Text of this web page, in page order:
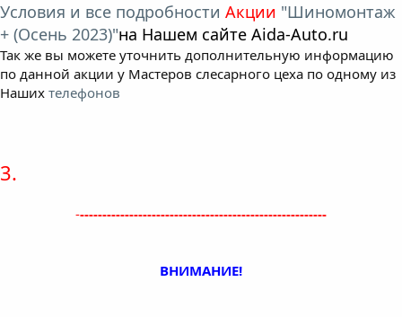
Условия и все подробности Акции "Шиномонтаж
+ (Осень 2023)"на Нашем сайте Aida-Auto.ru
Так же вы можете уточнить дополнительную информацию
по данной акции у Мастеров слесарного цеха по одному из
Наших телефонов
3.
--------------------------------------------------------
ВНИМАНИЕ!